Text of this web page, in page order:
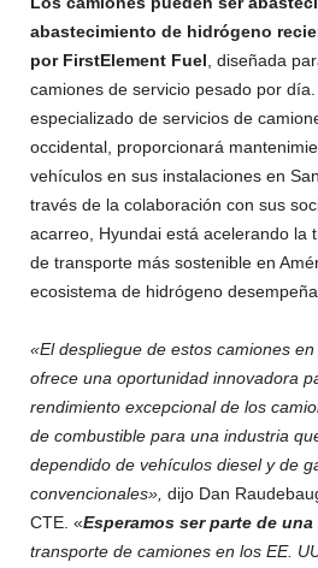
abastecimiento de hidrógeno
por FirstElement Fuel , diseñada
camiones de servicio pesado por
especializado de servicios de
occidental, proporcionará
vehículos en sus instalaciones en
través de la colaboración con sus
acarreo, Hyundai está acelerando la
de transporte más sostenible en
ecosistema de hidrógeno
«El despliegue de estos camiones
ofrece una oportunidad innovadora
rendimiento excepcional de los
de combustible para una industria
dependido de vehículos diesel y de
convencionales», dijo Dan
CTE. «Esperamos ser parte de una
transporte de camiones en los EE.